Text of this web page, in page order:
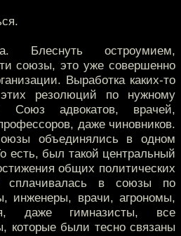
остроумием,
союзы, это уже совершенно
Выработка каких-то
резолюций по нужному
адвокатов, врачей,
даже чиновников.
объединялись в одном
есть, был такой центральный
общих политических
сплачивалась в союзы по
инженеры, врачи, агрономы,
даже гимназисты, все
которые были тесно связаны